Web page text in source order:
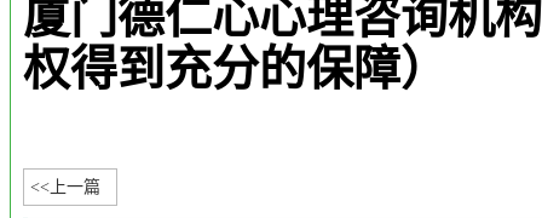
厦门德仁心心理咨询机
权得到充分的保障）
<<上一篇